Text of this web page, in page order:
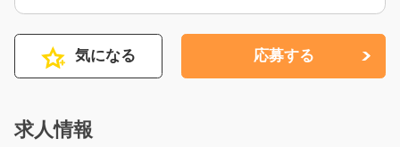
気になる 応募する
求人情報